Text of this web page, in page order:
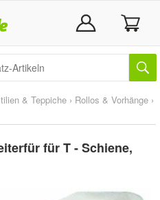
& Teppiche › Rollos & Vorhänge ›
für T - Schiene,